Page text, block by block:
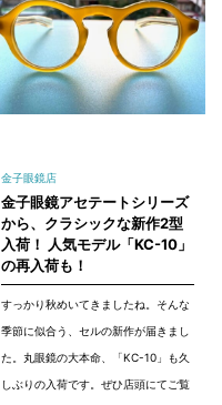
金子眼鏡店
金子眼鏡アセテートシリーズ
から、クラシックな新作2型
入荷！ 人気モデル「KC-10」
の再入荷も！
すっかり秋めいてきましたね。そんな
季節に似合う、セルの新作が届きまし
た。丸眼鏡の大本命、「KC-10」も久
しぶりの入荷です。ぜひ店頭にてご覧